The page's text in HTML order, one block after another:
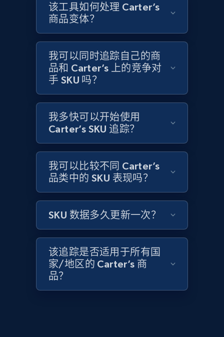
2.1K+ 375+ 立即开始
Amazon products global dataset - Collects
products by specific category URL
Title, Seller name, Brand, Description, Initial
price, Currency, Availability, Reviews count, and
more.
2.1K+ 375+
Amazon products global dataset -
Collecting products by keyword search
Title, Seller name, Brand, Description, Initial
price, Currency, Availability, Reviews count, and
more.
2.1K+ 375+ 立即开始
该工具如何处理 Carter’s
商品变体？
我可以同时追踪自己的商
品和 Carter’s 上的竞争对
手 SKU 吗？
我多快可以开始使用
Carter’s SKU 追踪？
我可以比较不同 Carter’s
品类中的 SKU 表现吗？
SKU 数据多久更新一次？
该追踪是否适用于所有国
家/地区的 Carter’s 商
品？